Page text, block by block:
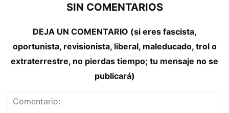
SIN COMENTARIOS
DEJA UN COMENTARIO (si eres fascista,
oportunista, revisionista, liberal, maleducado, trol o
extraterrestre, no pierdas tiempo; tu mensaje no se
publicará)